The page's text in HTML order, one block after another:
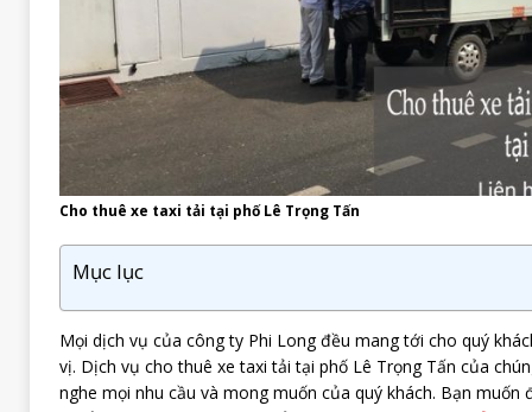
Cho thuê xe taxi tải tại phố Lê Trọng Tấn
Mục lục
Mọi dịch vụ của công ty Phi Long đều mang tới cho quý
vị. Dịch vụ cho thuê xe taxi tải tại phố Lê Trọng Tấn của
nghe mọi nhu cầu và mong muốn của quý khách. Bạn muốn